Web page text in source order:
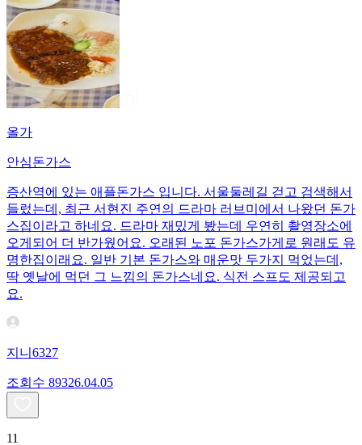
올가
안심돈가스
증산역에 있는 애플돈가스 입니다. 서울둘레길 걷고 검색해서
들렀는데, 최근 서현진 주연의 드라마 러브미에서 나왔던 돈가
스집이라고 하네요. 드라마 재밌게 봤는데 우연히 촬영장소에
오게되어 더 반가웠어요. 오래된 노포 돈가스가게로 원래도 유
명한집이래요. 일반 기본 돈가스와 매운맛 두가지 먹었는데,
딱 옛날에 먹던 그 느낌의 돈가스네요. 식전 스프도 제공되고
요.
지니6327
조회수 89326.04.05
11